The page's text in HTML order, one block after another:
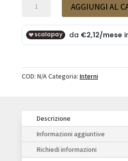
mezzaluna
plastica
AGGIUNGI AL
COD: N/ACategoria: Interni
Descrizione
Informazioni aggiuntive
Richiedi informazioni